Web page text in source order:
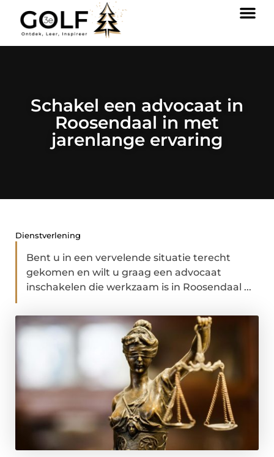
Schakel een advocaat in
Roosendaal in met
jarenlange ervaring
Dienstverlening
Bent u in een vervelende situatie terecht
gekomen en wilt u graag een advocaat
inschakelen die werkzaam is in Roosendaal ...